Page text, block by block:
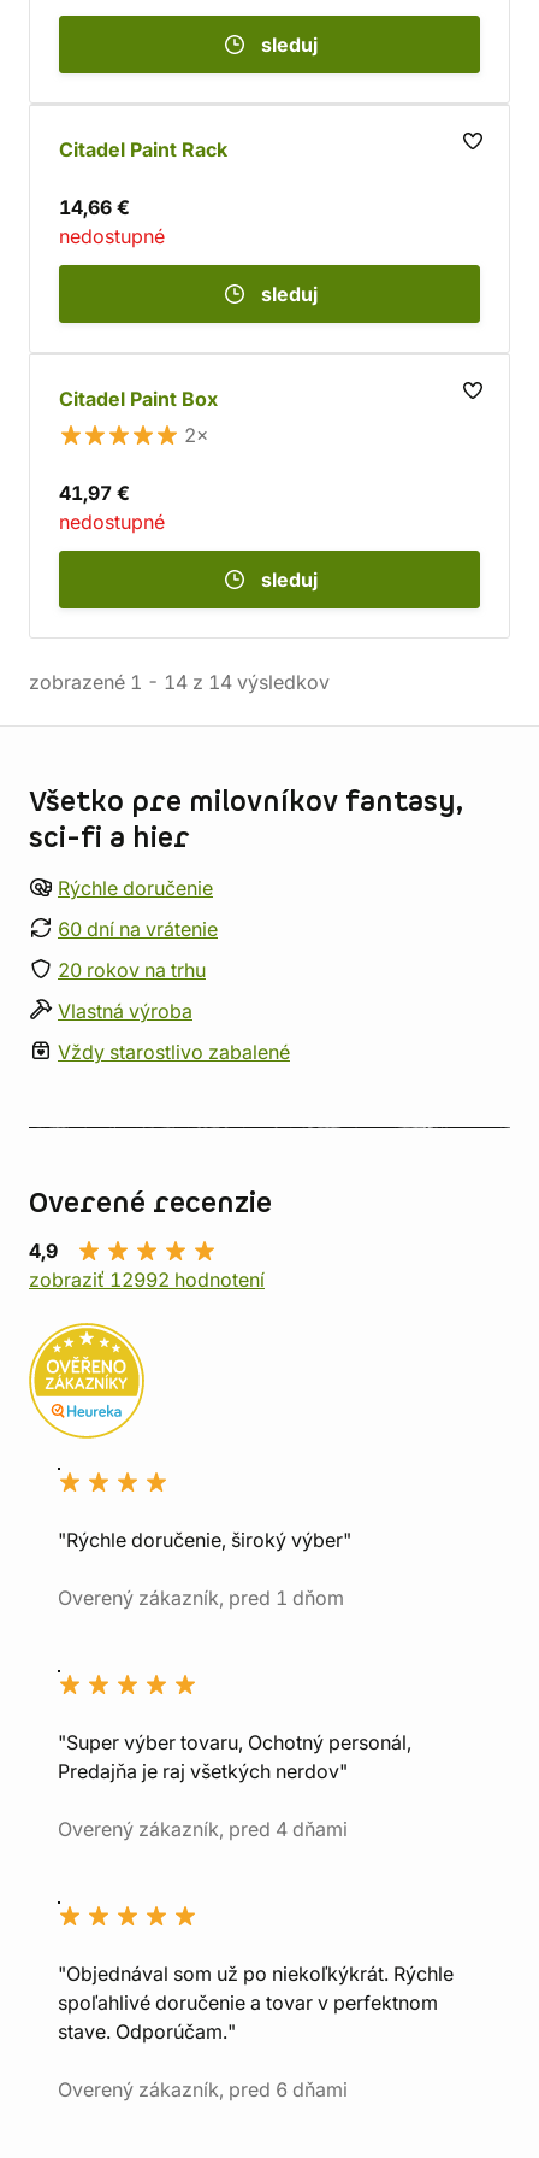
sleduj
Citadel Paint Rack
14,66 €
nedostupné
sleduj
Citadel Paint Box
2×
41,97 €
nedostupné
sleduj
zobrazené 1 - 14 z 14 výsledkov
Všetko pre milovníkov fantasy,
sci-fi a hier
Rýchle doručenie
60 dní na vrátenie
20 rokov na trhu
Vlastná výroba
Vždy starostlivo zabalené
Overené recenzie
4,9
zobraziť 12992 hodnotení
"Rýchle doručenie, široký výber"
Overený zákazník, pred 1 dňom
"Super výber tovaru, Ochotný personál,
Predajňa je raj všetkých nerdov"
Overený zákazník, pred 4 dňami
"Objednával som už po niekoľkýkrát. Rýchle
spoľahlivé doručenie a tovar v perfektnom
stave. Odporúčam."
Overený zákazník, pred 6 dňami